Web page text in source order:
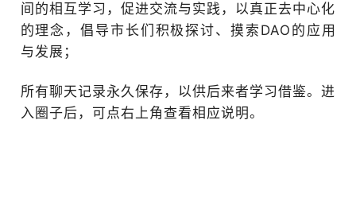
间的相互学习，促进交流与实践，以真正去中心化
的理念，倡导市长们积极探讨、摸索DAO的应用
与发展；
所有聊天记录永久保存，以供后来者学习借鉴。进
入圈子后，可点右上角查看相应说明。